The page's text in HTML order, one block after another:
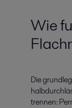
Wie
Die
trennen: